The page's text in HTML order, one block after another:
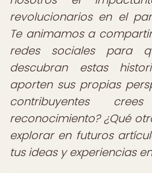
revolucionarios en el
Te animamos a
redes sociales para
descubran estas
aporten sus propias
contribuyentes
reconocimiento? ¿Qué
explorar en futuros
tus ideas y experiencias